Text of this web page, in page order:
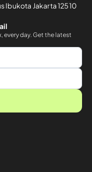
Ibukota Jakarta 12510
every day. Get the latest